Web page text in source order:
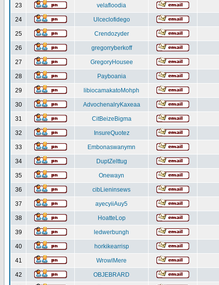
23 velafloodia
24 Ulceclofidego
25 Crendozyder
26 gregorryberkoff
27 GregoryHousee
28 Payboania
29 libiocamakatoMohph
30 AdvochenalryKaxeaa
31 CitBeizeBigma
32 InsureQuotez
33 Embonaswanymn
34 DuptZelttug
35 Onewayn
36 cibLieninsews
37 ayecyiiAuy5
38 HoatteLop
39 ledwerbungh
40 horkikearrisp
41 WrowlMere
42 OBJEBRARD